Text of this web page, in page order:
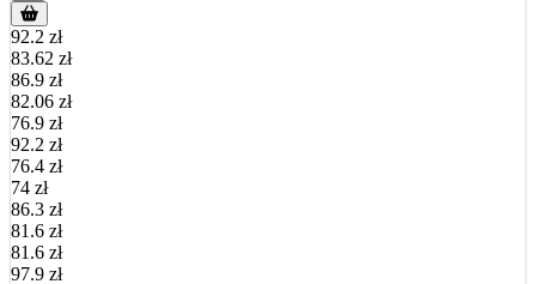
92.2 zł
83.62 zł
86.9 zł
82.06 zł
76.9 zł
92.2 zł
76.4 zł
74 zł
86.3 zł
81.6 zł
81.6 zł
97.9 zł